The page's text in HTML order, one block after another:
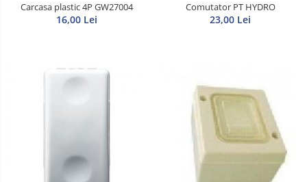
Carcasa plastic 4P GW27004
16,00 Lei
Comutator PT HYDRO
23,00 Lei